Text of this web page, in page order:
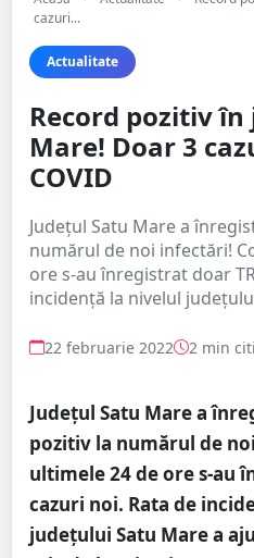
cazuri...
Actualitate
Record pozitiv
Mare! Doar 3
COVID
Județul Satu Mare a
numărul de noi infectări!
ore s-au înregistrat doar
incidență la nivelul
22 februarie 2022 2 min
Județul Satu Mare a
pozitiv la numărul de
ultimele 24 de ore s-au
cazuri noi. Rata de
județului Satu Mare a